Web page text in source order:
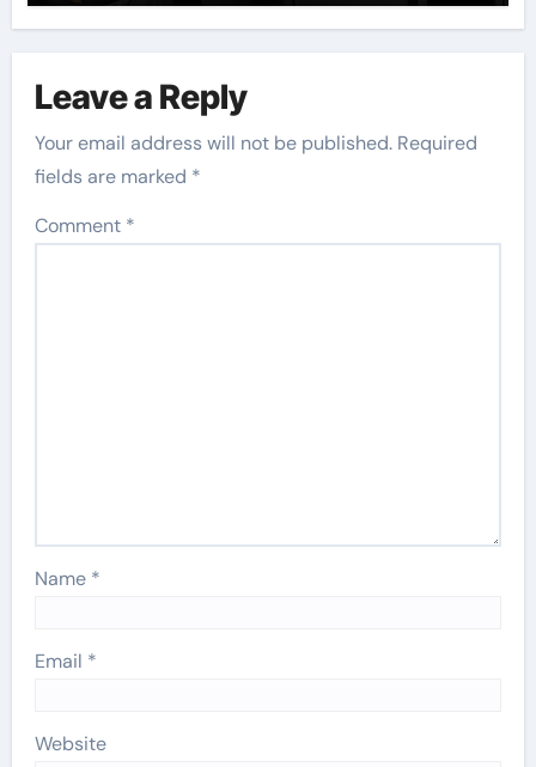
Leave a Reply
Your email address will not be published. Required
fields are marked *
Comment *
Name *
Email *
Website